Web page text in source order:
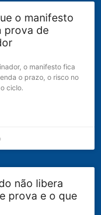
o manifesto
prova de
o manifesto fica
o prazo, o risco no
ciclo.
não libera
prova e o que